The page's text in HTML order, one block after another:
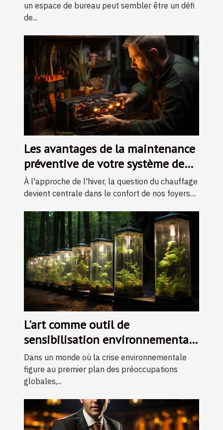
un espace de bureau peut sembler être un défi
de...
Les avantages de la maintenance
préventive de votre système de
chauffage durant l'hiver
À l'approche de l'hiver, la question du chauffage
devient centrale dans le confort de nos foyers....
L'art comme outil de
sensibilisation environnementale
: initiatives et impacts
Dans un monde où la crise environnementale
figure au premier plan des préoccupations
globales,...